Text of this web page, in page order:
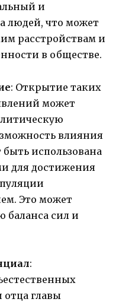
и
людей, что может
расстройствам и
в обществе.
: Открытие таких
может
влияния
использована
для достижения
Это может
баланса сил и
:
главы